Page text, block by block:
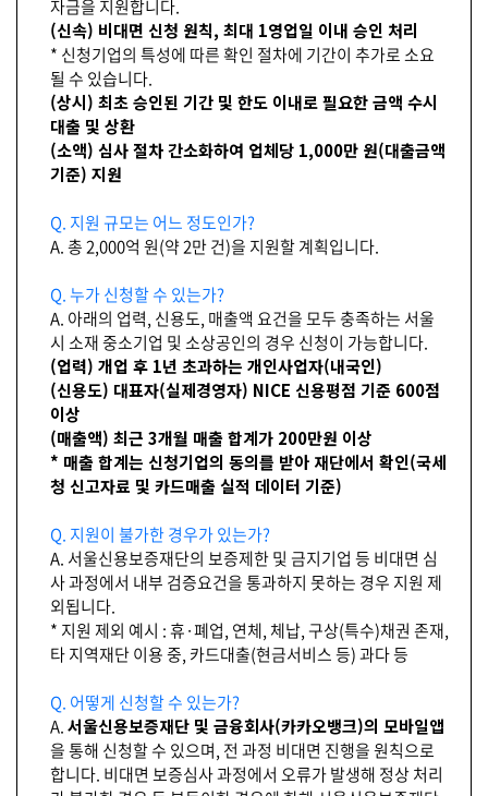
자금을 지원합니다.
(신속) 비대면 신청 원칙, 최대 1영업일 이내 승인 처리
* 신청기업의 특성에 따른 확인 절차에 기간이 추가로 소요
될 수 있습니다.
(상시) 최초 승인된 기간 및 한도 이내로 필요한 금액 수시
대출 및 상환
(소액) 심사 절차 간소화하여 업체당 1,000만 원(대출금액
기준) 지원
Q. 지원 규모는 어느 정도인가?
A. 총 2,000억 원(약 2만 건)을 지원할 계획입니다.
Q. 누가 신청할 수 있는가?
A. 아래의 업력, 신용도, 매출액 요건을 모두 충족하는 서울
시 소재 중소기업 및 소상공인의 경우 신청이 가능합니다.
(업력) 개업 후 1년 초과하는 개인사업자(내국인)
(신용도) 대표자(실제경영자) NICE 신용평점 기준 600점
이상
(매출액) 최근 3개월 매출 합계가 200만원 이상
* 매출 합계는 신청기업의 동의를 받아 재단에서 확인(국세
청 신고자료 및 카드매출 실적 데이터 기준)
Q. 지원이 불가한 경우가 있는가?
A. 서울신용보증재단의 보증제한 및 금지기업 등 비대면 심
사 과정에서 내부 검증요건을 통과하지 못하는 경우 지원 제
외됩니다.
* 지원 제외 예시 : 휴·폐업, 연체, 체납, 구상(특수)채권 존재,
타 지역재단 이용 중, 카드대출(현금서비스 등) 과다 등
Q. 어떻게 신청할 수 있는가?
A.서울신용보증재단 및 금융회사(카카오뱅크)의 모바일앱
을 통해 신청할 수 있으며, 전 과정 비대면 진행을 원칙으로
합니다. 비대면 보증심사 과정에서 오류가 발생해 정상 처리